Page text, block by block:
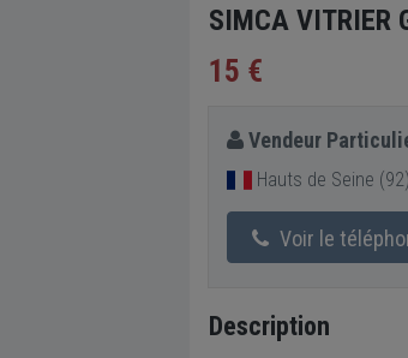
SIMCA VITRIER
15 €
Vendeur
Hauts de Seine (92)
Voir le
Description